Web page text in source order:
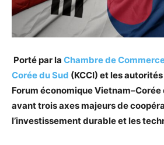
Porté par la Chambre de
Corée du Sud (KCCI) et les
Forum économique Vietnam–Corée
avant trois axes majeurs de
l’investissement durable et les